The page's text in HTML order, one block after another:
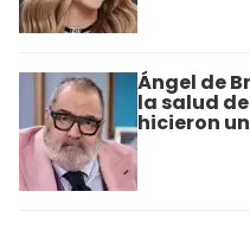
Ángel de
la salud
hicieron